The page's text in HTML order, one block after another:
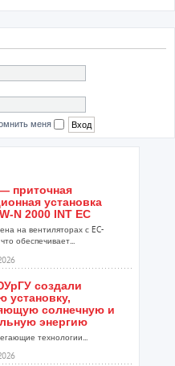
меня
приточная
установка
N 2000 INT EC
на вентиляторах с EC-
обеспечивает...
создали
установку,
солнечную и
энергию
технологии...